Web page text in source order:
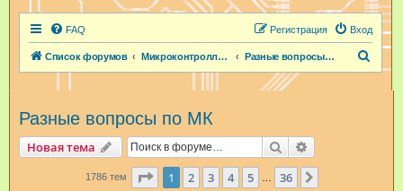
FAQ Вход
Регистрация
Список форумов Микроконтроллеры и ПЛИС Разные вопросы по МК
Разные вопросы по МК
Новая тема Поиск
1786 тем Страница из 36
1 2 3 4 5 36